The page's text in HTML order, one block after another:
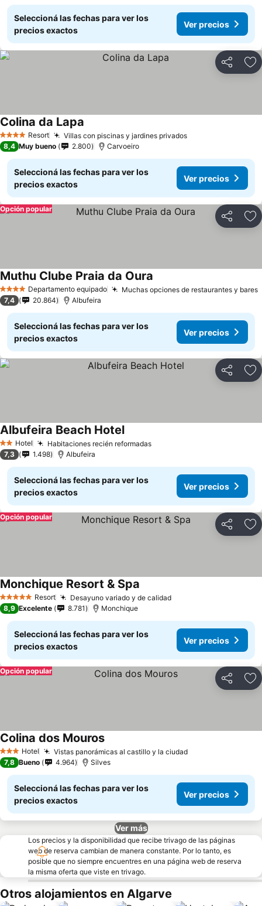
Seleccioná las fechas para ver los
precios exactos
Ver precios
Compartir
4 EstrellasResort Villas con piscinas y jardines privadosVer precios
Colina da Lapa
8,4 Muy bueno 2.800 Carvoeiro
Seleccioná las fechas para ver los
precios exactos
Ver precios
Compartir
Opción popular
4 EstrellasDepartamento equipado Muchas opciones de restaurantes y bares
Muthu Clube Praia da Oura
7,4 20.864 Albufeira
Seleccioná las fechas para ver los
precios exactos
Ver precios
Compartir
2 Estrellas
Hotel Habitaciones recién reformadasVer precios
Albufeira Beach HotelVer precios
7,3 1.498 Albufeira
Seleccioná las fechas para ver los
precios exactos
Ver precios
Compartir
Opción popular
5 Estrellas Resort Desayuno variado y de calidadVer precios
Monchique Resort & Spa
8,9 Excelente 8.781 Monchique
Seleccioná las fechas para ver los
precios exactos
Ver precios
Compartir
Opción popular
3 Estrellas
Hotel Vistas panorámicas al castillo y la ciudadVer precios
Colina dos MourosVer precios
7,8 Bueno 4.964 Silves
Seleccioná las fechas para ver los
precios exactos
Ver precios
Ver más
Los precios y la disponibilidad que recibe trivago de las páginas
web de reserva cambian de manera constante. Por lo tanto, es
posible que no siempre encuentres en una página web de reserva
la misma oferta que viste en trivago.
Otros alojamientos en Algarve